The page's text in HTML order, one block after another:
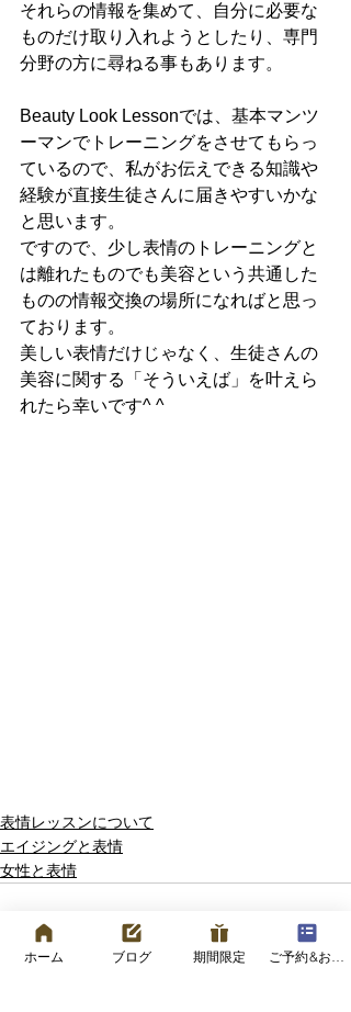
それらの情報を集めて、自分に必要な
ものだけ取り入れようとしたり、専門
分野の方に尋ねる事もあります。
Beauty Look Lessonでは、基本マンツ
ーマンでトレーニングをさせてもらっ
ているので、私がお伝えできる知識や
経験が直接生徒さんに届きやすいかな
と思います。
ですので、少し表情のトレーニングと
は離れたものでも美容という共通した
ものの情報交換の場所になればと思っ
ております。
美しい表情だけじゃなく、生徒さんの
美容に関する「そういえば」を叶えら
れたら幸いです^ ^
表情レッスンについて
エイジングと表情
女性と表情
ホーム ブログ 期間限定